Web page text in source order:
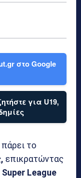
στο Google
για U19,
το
επικρατώντας
Super League